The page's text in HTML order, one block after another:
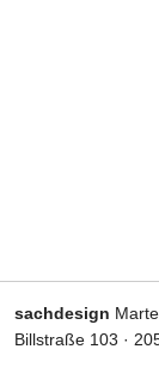
sachdesign
Billstraße 103 ·